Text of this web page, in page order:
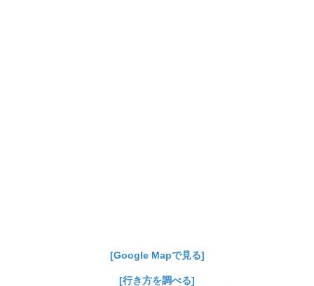
[Google Mapで見る]
[行き方を調べる]